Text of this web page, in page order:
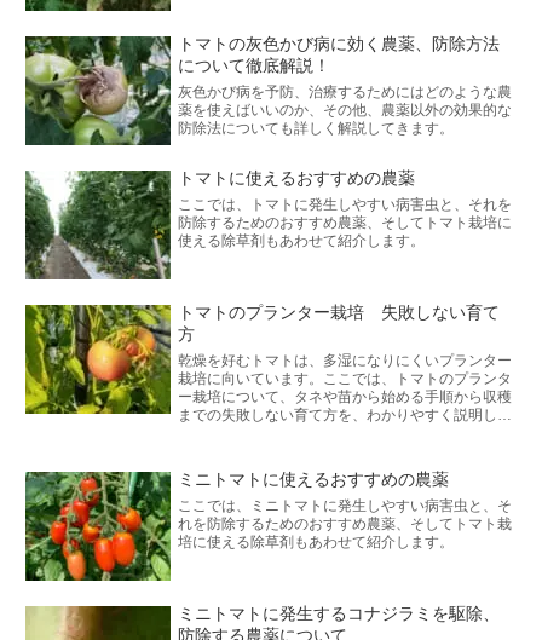
トマトの灰色かび病に効く農薬、防除方法
について徹底解説！
灰色かび病を予防、治療するためにはどのような農
薬を使えばいいのか、その他、農薬以外の効果的な
防除法についても詳しく解説してきます。
トマトに使えるおすすめの農薬
ここでは、トマトに発生しやすい病害虫と、それを
防除するためのおすすめ農薬、そしてトマト栽培に
使える除草剤もあわせて紹介します。
トマトのプランター栽培 失敗しない育て
方
乾燥を好むトマトは、多湿になりにくいプランター
栽培に向いています。ここでは、トマトのプランタ
ー栽培について、タネや苗から始める手順から収穫
までの失敗しない育て方を、わかりやすく説明しま
ミニトマトに使えるおすすめの農薬
ここでは、ミニトマトに発生しやすい病害虫と、そ
れを防除するためのおすすめ農薬、そしてトマト栽
培に使える除草剤もあわせて紹介します。
ミニトマトに発生するコナジラミを駆除、
防除する農薬について